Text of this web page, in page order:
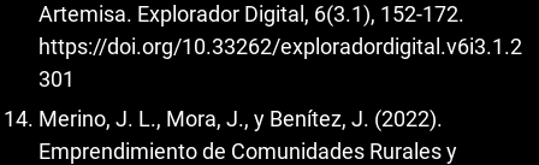
Artemisa. Explorador Digital, 6(3.1), 152-172.
https://doi.org/10.33262/exploradordigital.v6i3.1.2
301
Merino, J. L., Mora, J., y Benítez, J. (2022).
Emprendimiento de Comunidades Rurales y